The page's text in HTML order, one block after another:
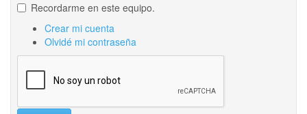
Recordarme en este equipo.
Crear mi cuenta
Olvidé mi contraseña